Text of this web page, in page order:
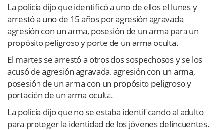
La policía dijo que identificó a uno de ellos el lunes y
arrestó a uno de 15 años por agresión agravada,
agresión con un arma, posesión de un arma para un
propósito peligroso y porte de un arma oculta.
El martes se arrestó a otros dos sospechosos y se los
acusó de agresión agravada, agresión con un arma,
posesión de un arma con un propósito peligroso y
portación de un arma oculta.
La policía dijo que no se estaba identificando al adulto
para proteger la identidad de los jóvenes delincuentes.